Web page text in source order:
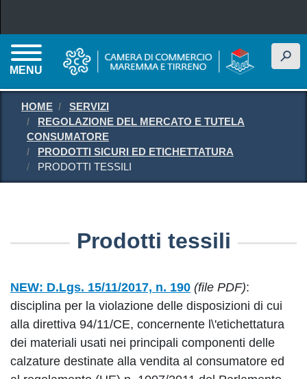
MENU
h
HOME
SERVIZI
REGOLAZIONE DEL MERCATO E TUTELA
CONSUMATORE
PRODOTTI SICURI ED ETICHETTATURA
PRODOTTI TESSILI
Prodotti tessili
NEW: D.Lgs. 15/11/2017, n. 190 (file PDF):
disciplina per la violazione delle disposizioni di cui
alla direttiva 94/11/CE, concernente l\'etichettatura
dei materiali usati nei principali componenti delle
calzature destinate alla vendita al consumatore ed